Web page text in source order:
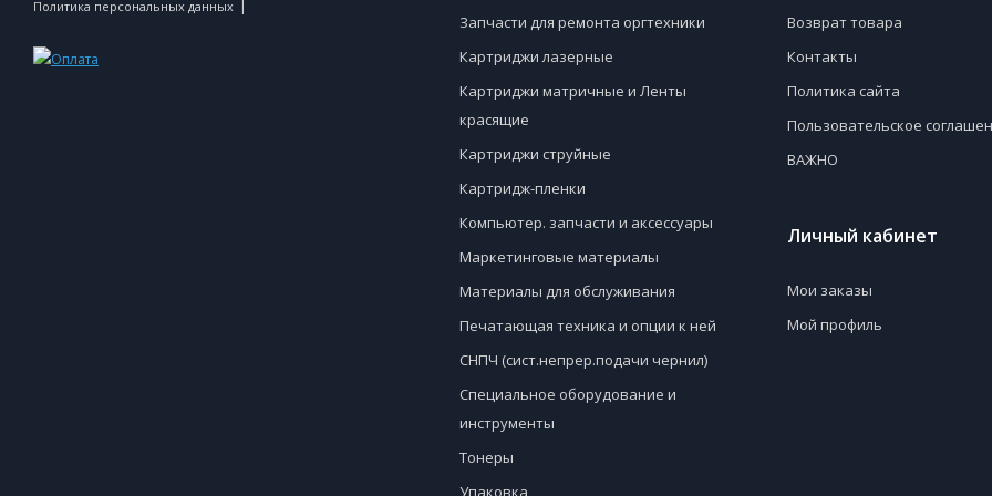
Политика персональных данных
Запчасти для ремонта оргтехники
Картриджи лазерные
Картриджи матричные и Ленты
красящие
Картриджи струйные
Картридж-пленки
Компьютер. запчасти и аксессуары
Маркетинговые материалы
Материалы для обслуживания
Печатающая техника и опции к ней
СНПЧ (сист.непрер.подачи чернил)
Специальное оборудование и
инструменты
Тонеры
Упаковка
Возврат товара
Контакты
Политика сайта
Пользовательское
ВАЖНО
Личный кабинет
Мои заказы
Мой профиль